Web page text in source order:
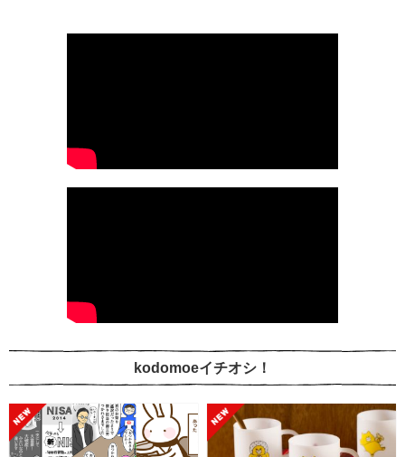
kodomoeイチオシ！